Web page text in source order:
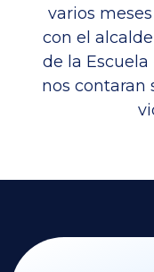
varios
con el
de la
nos contaran